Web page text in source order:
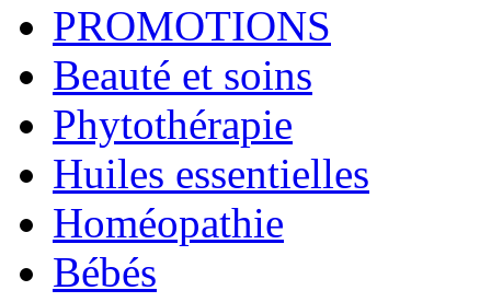
PROMOTIONS
Beauté et soins
Phytothérapie
Huiles essentielles
Homéopathie
Bébés